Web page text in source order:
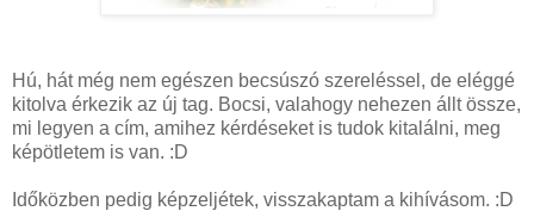
Hú, hát még nem egészen becsúszó szereléssel, de eléggé
kitolva érkezik az új tag. Bocsi, valahogy nehezen állt össze,
mi legyen a cím, amihez kérdéseket is tudok kitalálni, meg
képötletem is van. :D
Időközben pedig képzeljétek, visszakaptam a kihívásom. :D